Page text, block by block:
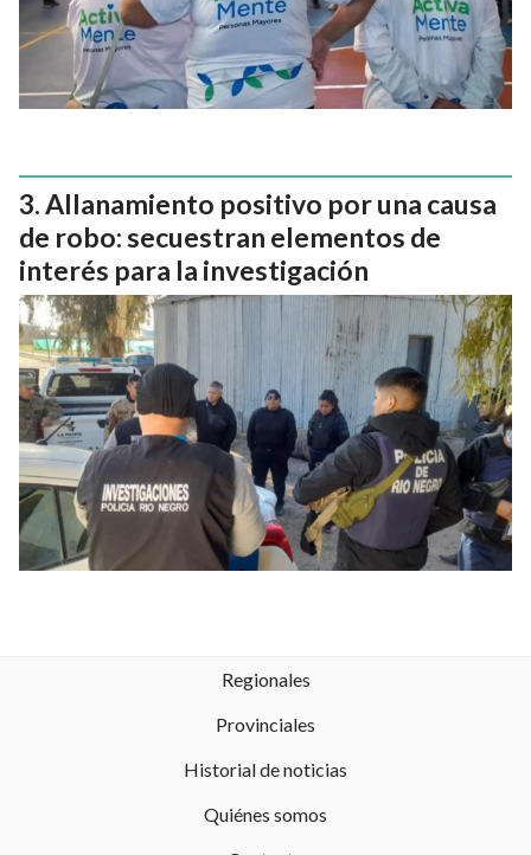
Allanamiento positivo por una causa
de robo: secuestran elementos de
interés para la investigación
Regionales
Provinciales
Historial de noticias
Quiénes somos